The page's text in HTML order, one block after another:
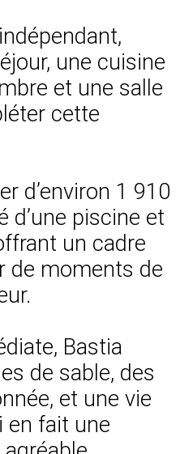
une cuisine
et une salle
cette
d’environ 1 910
d’une piscine et
un cadre
de moments de
Bastia
de sable, des
et une vie
en fait une